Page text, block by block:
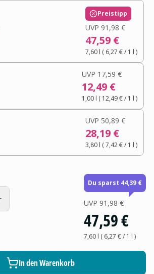
Preistipp
UVP 91,98 €
47,59 €
7,60 l ( 6,27 €/ 1 l )
UVP 17,59 €
12,49 €
1,00 l ( 12,49 €/ 1 l )
UVP 50,89 €
28,19 €
3,80 l (7,42 €/ 1 l )
Du sparst 44,39 €
UVP 91,98 €
47,59 €
7,60 l ( 6,27 €/ 1 l )
In den Warenkorb